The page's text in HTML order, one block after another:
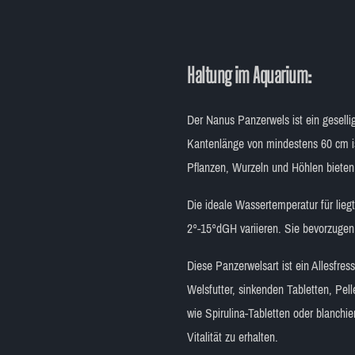
Haltung im Aquarium:
Der Nanus Panzerwels ist ein
Kantenlänge von mindestens 60
Pflanzen, Wurzeln und Höhlen
Die ideale Wassertemperatur für
2°-15°dGH variieren. Sie
Diese Panzerwelsart ist ein
Welsfutter, sinkenden Tabletten,
wie Spirulina-Tabletten oder
Vitalität zu erhalten.